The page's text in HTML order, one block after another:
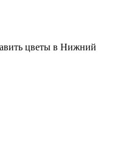
цветы в Нижний